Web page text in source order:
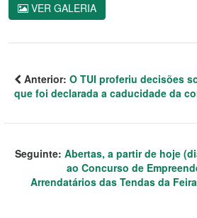
VER GALERIA
Anterior: O TUI proferiu decisões
que foi declarada a caducidade da
Seguinte: Abertas, a partir de hoje
ao Concurso de
Arrendatários das Tendas da